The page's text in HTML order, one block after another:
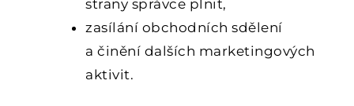
strany správce plnit,
zasílání obchodních sdělení
a činění dalších marketingových
aktivit.